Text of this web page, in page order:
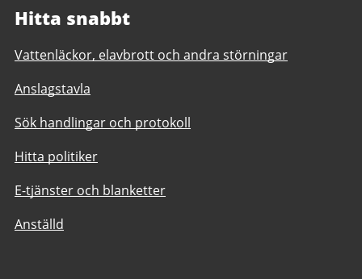
Hitta snabbt
Vattenläckor, elavbrott och andra störningar
Anslagstavla
Sök handlingar och protokoll
Hitta politiker
E-tjänster och blanketter
Anställd